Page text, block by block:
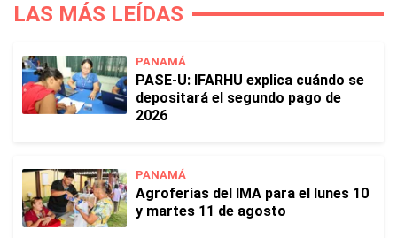
LAS MÁS LEÍDAS
PANAMÁ
PASE-U: IFARHU explica cuándo se
depositará el segundo pago de
2026
PANAMÁ
Agroferias del IMA para el lunes 10
y martes 11 de agosto